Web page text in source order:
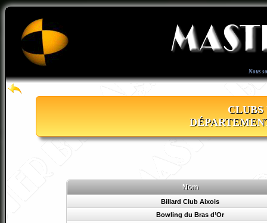
Nous
Nom
Billard Club Aixois
Bowling du Bras d’Or